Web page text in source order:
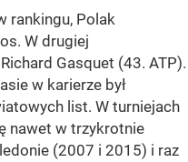
rankingu, Polak
W drugiej
Gasquet (43. ATP).
w karierze był
list. W turniejach
nawet w trzykrotnie
(2007 i 2015) i raz